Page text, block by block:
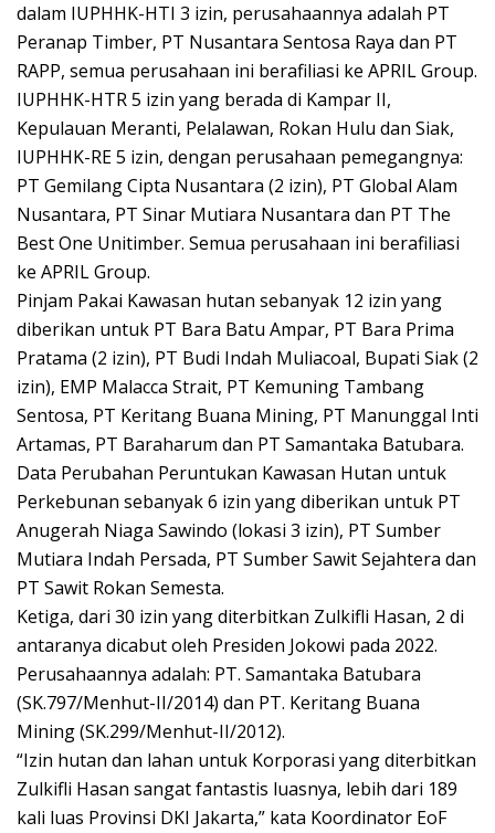
dalam IUPHHK-HTI 3 izin, perusahaannya adalah PT
Peranap Timber, PT Nusantara Sentosa Raya dan PT
RAPP, semua perusahaan ini berafiliasi ke APRIL Group.
IUPHHK-HTR 5 izin yang berada di Kampar II,
Kepulauan Meranti, Pelalawan, Rokan Hulu dan Siak,
IUPHHK-RE 5 izin, dengan perusahaan pemegangnya:
PT Gemilang Cipta Nusantara (2 izin), PT Global Alam
Nusantara, PT Sinar Mutiara Nusantara dan PT The
Best One Unitimber. Semua perusahaan ini berafiliasi
ke APRIL Group.
Pinjam Pakai Kawasan hutan sebanyak 12 izin yang
diberikan untuk PT Bara Batu Ampar, PT Bara Prima
Pratama (2 izin), PT Budi Indah Muliacoal, Bupati Siak (2
izin), EMP Malacca Strait, PT Kemuning Tambang
Sentosa, PT Keritang Buana Mining, PT Manunggal Inti
Artamas, PT Baraharum dan PT Samantaka Batubara.
Data Perubahan Peruntukan Kawasan Hutan untuk
Perkebunan sebanyak 6 izin yang diberikan untuk PT
Anugerah Niaga Sawindo (lokasi 3 izin), PT Sumber
Mutiara Indah Persada, PT Sumber Sawit Sejahtera dan
PT Sawit Rokan Semesta.
Ketiga, dari 30 izin yang diterbitkan Zulkifli Hasan, 2 di
antaranya dicabut oleh Presiden Jokowi pada 2022.
Perusahaannya adalah: PT. Samantaka Batubara
(SK.797/Menhut-II/2014) dan PT. Keritang Buana
Mining (SK.299/Menhut-II/2012).
“Izin hutan dan lahan untuk Korporasi yang diterbitkan
Zulkifli Hasan sangat fantastis luasnya, lebih dari 189
kali luas Provinsi DKI Jakarta,” kata Koordinator EoF